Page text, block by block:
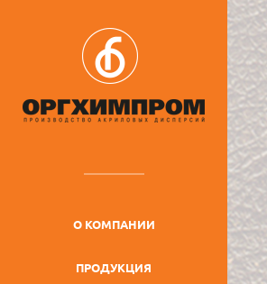
О КОМПАНИИ
ПРОДУКЦИЯ